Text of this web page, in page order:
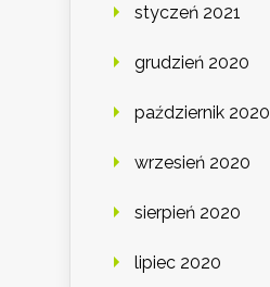
styczeń 2021
grudzień 2020
październik 2020
wrzesień 2020
sierpień 2020
lipiec 2020